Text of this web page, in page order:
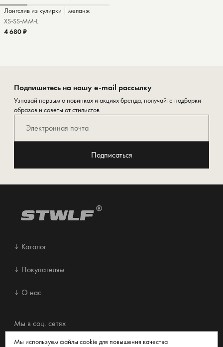
Лонгслив из кулирки | меланж
XS-SS-MM-L
4 680 ₽
Подпишитесь на нашу e-mail рассылку
Узнавай первым о новинках и акциях бренда, получайте подборки
образов и советы от стилистов
Подписаться
Каталог
Покупателям
О нас
Мы в соц. сетях
Мы используем файлы cookie для повышения качества